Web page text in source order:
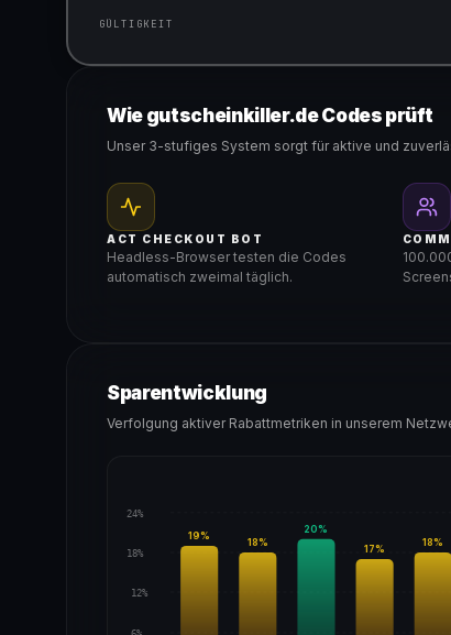
GÜLTIGKEIT
Gültig für teilnehmende Produkte
Wie gutscheinkiller.de Codes prüft
Unser 3-stufiges System sorgt für aktive und
ACT CHECKOUT BOT
Headless-Browser testen die Codes
automatisch zweimal täglich.
Sparentwicklung
Verfolgung aktiver Rabattmetriken in unserem
24%
18%
12%
19%
18%
20%
17%
18%